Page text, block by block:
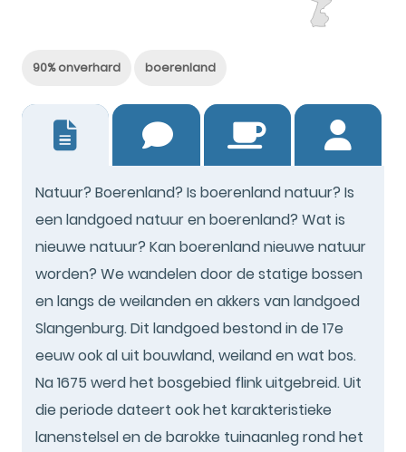
90% onverhard boerenland
Natuur? Boerenland? Is boerenland natuur? Is
een landgoed natuur en boerenland? Wat is
nieuwe natuur? Kan boerenland nieuwe natuur
worden? We wandelen door de statige bossen
en langs de weilanden en akkers van landgoed
Slangenburg. Dit landgoed bestond in de 17e
eeuw ook al uit bouwland, weiland en wat bos.
Na 1675 werd het bosgebied flink uitgebreid. Uit
die periode dateert ook het karakteristieke
lanenstelsel en de barokke tuinaanleg rond het